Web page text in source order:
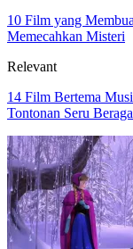
10 Film yang
Memecahkan Misteri
Relevant
14 Film Bertema
Tontonan Seru